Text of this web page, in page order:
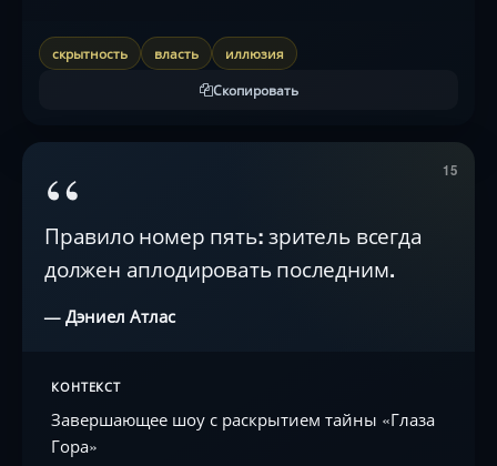
скрытность власть иллюзия
Скопировать
15
“
Правило номер пять: зритель всегда
должен аплодировать последним.
— Дэниел Атлас
КОНТЕКСТ
Завершающее шоу с раскрытием тайны «Глаза
Гора»